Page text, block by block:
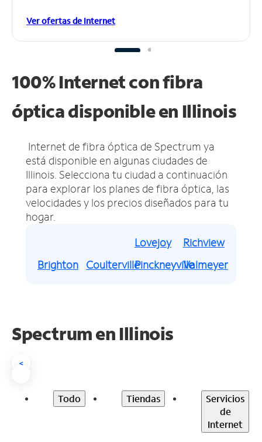
Ver ofertas de Internet
100% Internet con fibra
óptica disponible en Illinois
Internet de fibra óptica de Spectrum ya
está disponible en algunas ciudades de
Illinois. Selecciona tu ciudad a continuación
para explorar los planes de fibra óptica, las
velocidades y los precios diseñados para tu
hogar.
Brighton Coulterville
Lovejoy
Pinckneyville
Richview
Valmeyer
Spectrum en Illinois
<
Todo Tiendas
Servicios
de
Internet